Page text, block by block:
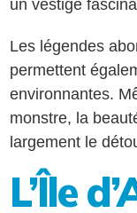
un vestige
Les légendes
permettent
environnantes.
monstre, la
largement le
L’Île